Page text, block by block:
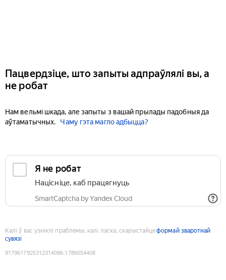
Пацвердзіце, што запыты адпраўлялі вы, а
не робат
Нам вельмі шкада, але запыты з вашай прылады падобныя да
аўтаматычных.
Чаму гэта магло адбыцца?
Я не робат
Націсніце, каб працягнуць
SmartCaptcha by Yandex Cloud
Калі ў вас узніклі праблемы, калі ласка, скарыстайцеформай зваротнай
сувязі
9179617925312314086:1786054408